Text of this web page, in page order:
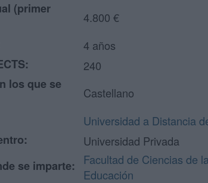
(primer
4.800 €
4 años
240
los que se
Castellano
Universidad a Distancia
Universidad Privada
se imparte:
Facultad de Ciencias de
Educación